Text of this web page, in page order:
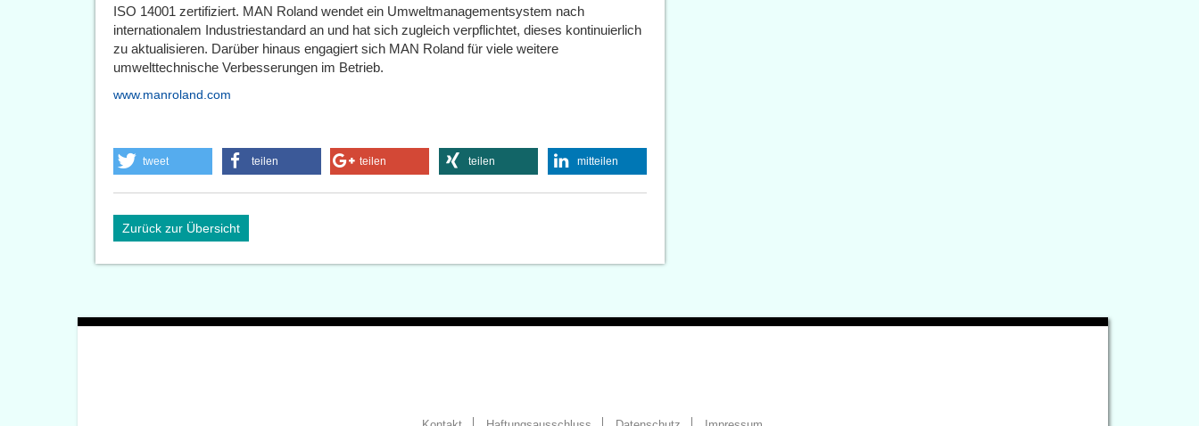
ISO 14001 zertifiziert. MAN Roland wendet ein Umweltmanagementsystem nach
internationalem Industriestandard an und hat sich zugleich verpflichtet, dieses kontinuierlich
zu aktualisieren. Darüber hinaus engagiert sich MAN Roland für viele weitere
umwelttechnische Verbesserungen im Betrieb.
www.manroland.com
tweet teilen teilen teilen mitteilen
Zurück zur Übersicht